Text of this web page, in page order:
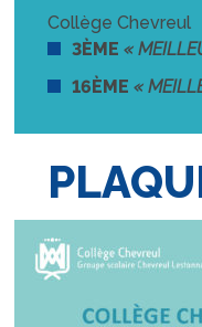
Collège Chevreul
3ÈME«
16ÈME«